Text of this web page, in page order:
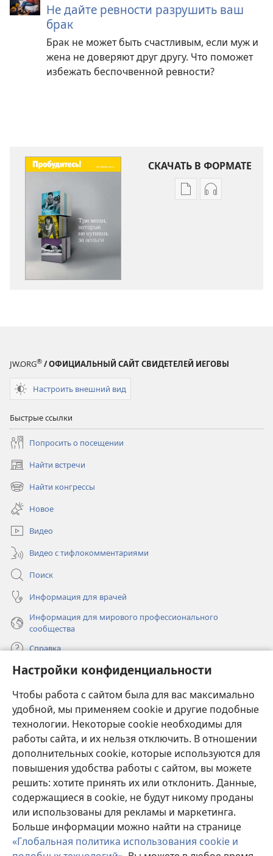
Настройки конфиденциальности
Чтобы работа с сайтом была для вас максимально
удобной, мы применяем cookie и другие подобные
технологии. Некоторые cookie необходимы для
работы сайта, и их нельзя отключить. В отношении
дополнительных cookie, которые используются для
повышения удобства работы с сайтом, вы можете
решить: хотите принять их или отклонить. Данные,
содержащиеся в cookie, не будут никому проданы
или использованы для рекламы и маркетинга.
Больше информации можно найти на странице
«Глобальная политика использования cookie и
Не дайте ревности разрушить ваш
брак
Брак не может быть счастливым, если муж и
жена не доверяют друг другу. Что поможет
избежать беспочвенной ревности?
СКАЧАТЬ В ФОРМАТЕ
ВариантыВарианты
JW.ORG® / ОФИЦИАЛЬНЫЙ САЙТ СВИДЕТЕЛЕЙ ИЕГОВЫ
Настроить внешний вид
Быстрые ссылки
Попросить о посещении
Найти встречи
(открывается
в
новом
окне)
Найти конгрессы
(открывается
новом
окне)
Новое
Видео
Видео с тифлокомментариями
Поиск
Информация для врачей
Информация для мирового профессионального
сообщества
Справка
Пожертвования
в
новом
окне)
ОНЛАЙН-БИБЛИОТЕКА Сторожевой башни
(открывается
новом
окне)
JW Hub®
(открывается
в
новом
окне)
JW Library ®
Watchtower Library